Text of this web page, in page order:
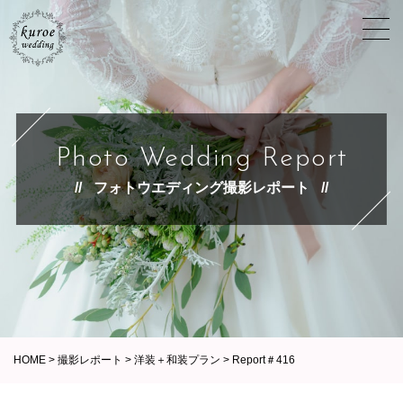
Photo Wedding Report
フォトウエディング撮影レポート
HOME > 撮影レポート > 洋装＋和装プラン > Report＃416